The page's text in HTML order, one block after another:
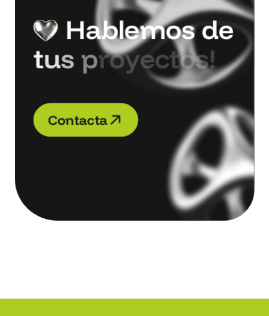
Hablemos de
tus proyectos!
Contacta
Contacta